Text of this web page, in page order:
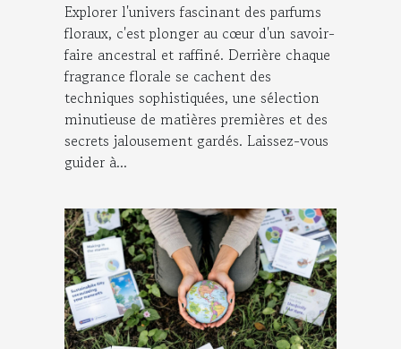
Explorer l'univers fascinant des parfums
floraux, c'est plonger au cœur d'un savoir-
faire ancestral et raffiné. Derrière chaque
fragrance florale se cachent des
techniques sophistiquées, une sélection
minutieuse de matières premières et des
secrets jalousement gardés. Laissez-vous
guider à...